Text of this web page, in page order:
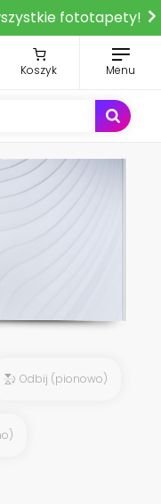
fototapety!
Koszyk Menu
Odbij (pionowo)